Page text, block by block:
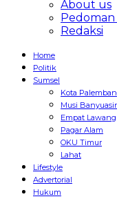
About us
Pedoman
Redaksi
Home
Politik
Sumsel
Kota
Musi
Empat Lawang
Pagar Alam
OKU Timur
Lahat
Lifestyle
Advertorial
Hukum